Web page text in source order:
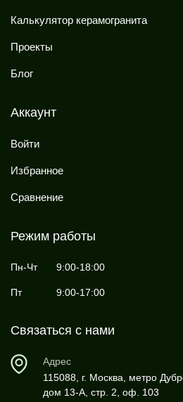
Калькулятор керамогранита
Проекты
Блог
Аккаунт
Войти
Избранное
Сравнение
Режим работы
Пн-Чт 9:00-18:00
Пт 9:00-17:00
Связаться с нами
Адрес
115088, г. Москва, метро
дом 13-А, стр. 2, оф. 103